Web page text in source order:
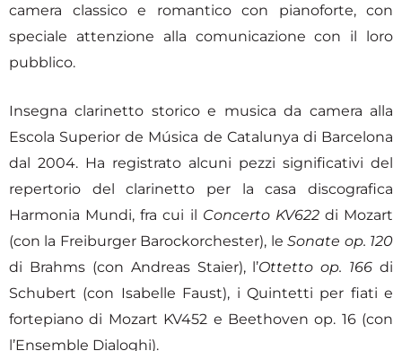
camera classico e romantico con pianoforte, con
speciale attenzione alla comunicazione con il loro
pubblico.
Insegna clarinetto storico e musica da camera alla
Escola Superior de Música de Catalunya di Barcelona
dal 2004. Ha registrato alcuni pezzi significativi del
repertorio del clarinetto per la casa discografica
Harmonia Mundi, fra cui il Concerto KV622di Mozart
(con la Freiburger Barockorchester), leSonate op. 120
di Brahms (con Andreas Staier), l’Ottetto op. 166 di
Schubert (con Isabelle Faust), i Quintetti per fiati e
fortepiano di Mozart KV452 e Beethoven op. 16 (con
l’Ensemble Dialoghi).